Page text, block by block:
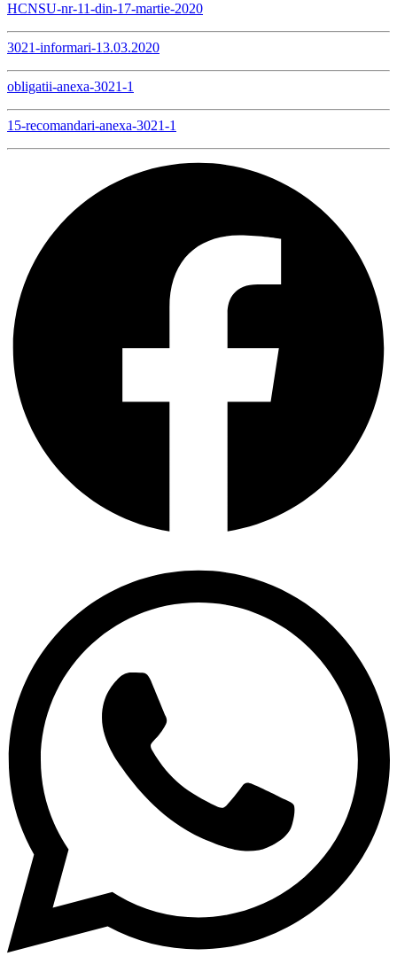
HCNSU-nr-11-din-17-martie-2020
3021-informari-13.03.2020
obligatii-anexa-3021-1
15-recomandari-anexa-3021-1